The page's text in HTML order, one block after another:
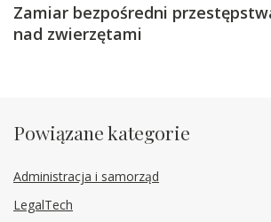
Zamiar bezpośredni
nad zwierzętami
Powiązane kategorie
Administracja i samorząd
LegalTech